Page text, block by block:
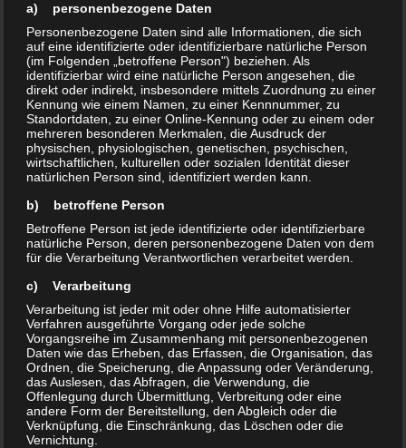
heute 11 Mädels aufbieten, um im
Sachsenpokal um den Einzug in die
nächste Runde zu kämpfen. Die 2.
von Spitzkunnersdorf spielt mit in
unserer Landesklassenstaffel. Es
hieß also durchhalten.
Durch die Absagen mussten wir
wieder umstellen. Mit dem Anpfiff
plätscherte das Spiel los. Beide
Teams suchten Halt im
Defensivverhalten, kaum gezielte
Aktionen nach vorn. Wir versuchten,
uns zu finden. Aber nach dem
ersten Eckball der Gastgeberinnen
gerieten wir ins Hintertreffen. Eine
Spielerin packte einen
Sonntagsschuss aus. Unhaltbar.
Aber wir waren ja Rückstand von der
letzten Woche noch gewohnt. Also
a) personenbezogene Daten
Personenbezogene Daten sind alle Informationen, die sich
auf eine identifizierte oder identifizierbare natürliche Person
(im Folgenden „betroffene Person") beziehen. Als
identifizierbar wird eine natürliche Person angesehen, die
direkt oder indirekt, insbesondere mittels Zuordnung zu einer
Kennung wie einem Namen, zu einer Kennnummer, zu
Standortdaten, zu einer Online-Kennung oder zu einem oder
mehreren besonderen Merkmalen, die Ausdruck der
physischen, physiologischen, genetischen, psychischen,
wirtschaftlichen, kulturellen oder sozialen Identität dieser
natürlichen Person sind, identifiziert werden kann.
b) betroffene Person
Betroffene Person ist jede identifizierte oder identifizierbare
natürliche Person, deren personenbezogene Daten von dem
für die Verarbeitung Verantwortlichen verarbeitet werden.
c) Verarbeitung
Verarbeitung ist jeder mit oder ohne Hilfe automatisierter
Verfahren ausgeführte Vorgang oder jede solche
Vorgangsreihe im Zusammenhang mit personenbezogenen
Daten wie das Erheben, das Erfassen, die Organisation, das
Ordnen, die Speicherung, die Anpassung oder Veränderung,
das Auslesen, das Abfragen, die Verwendung, die
Offenlegung durch Übermittlung, Verbreitung oder eine
andere Form der Bereitstellung, den Abgleich oder die
Verknüpfung, die Einschränkung, das Löschen oder die
Vernichtung.